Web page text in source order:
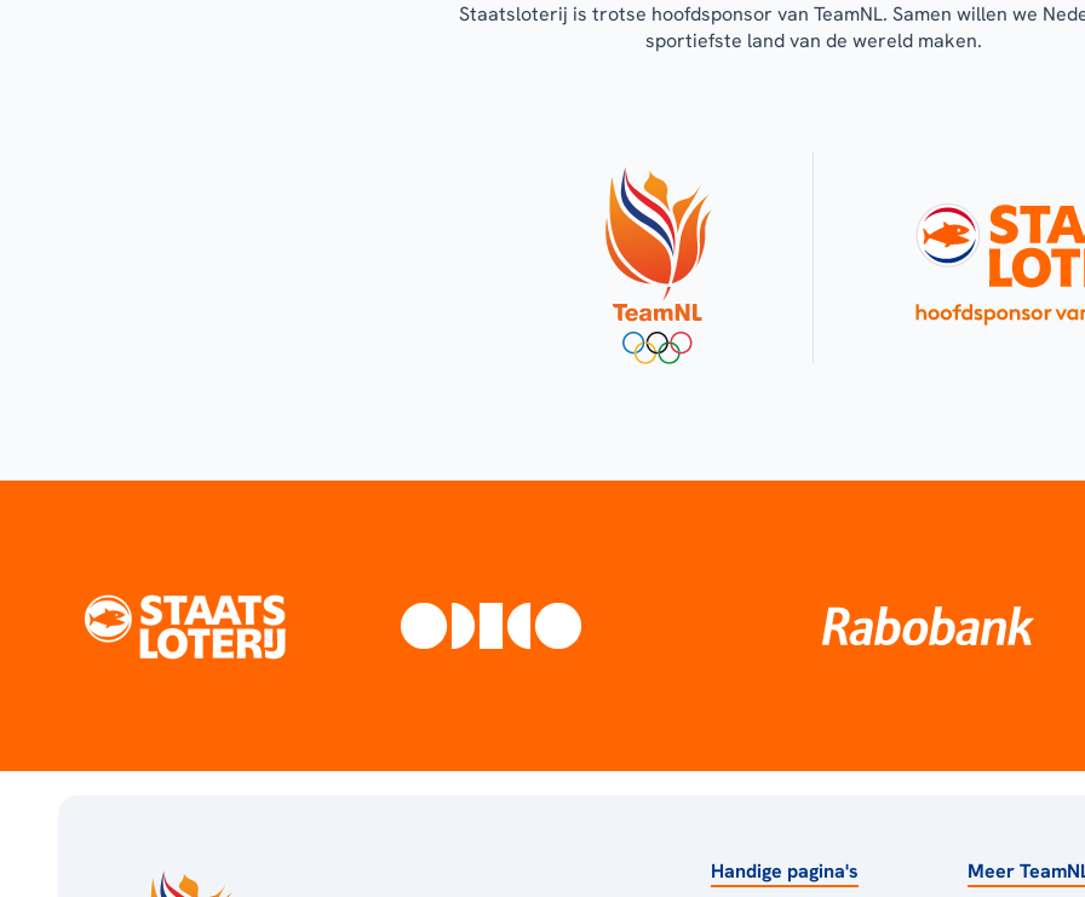
Staatsloterij is trotse hoofdsponsor van TeamNL. Samen willen we
sportiefste land van de wereld maken.
Handige pagina's Meer